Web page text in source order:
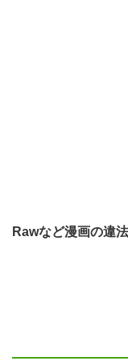
Rawなど漫画の違